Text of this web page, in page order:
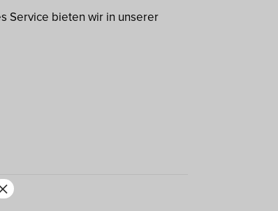
Service bieten wir in unserer